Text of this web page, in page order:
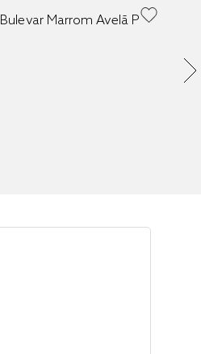
Marrom Avelã P